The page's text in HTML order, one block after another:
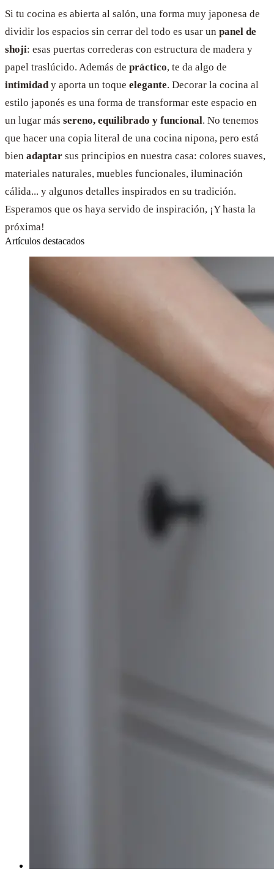
Si tu cocina es abierta al salón, una forma muy japonesa de
dividir los espacios sin cerrar del todo es usar un panel de
shoji: esas puertas correderas con estructura de madera y
papel traslúcido. Además de práctico, te da algo de
intimidad y aporta un toque elegante. Decorar la cocina al
estilo japonés es una forma de transformar este espacio en
un lugar más sereno, equilibrado y funcional. No tenemos
que hacer una copia literal de una cocina nipona, pero está
bien adaptar sus principios en nuestra casa: colores suaves,
materiales naturales, muebles funcionales, iluminación
cálida... y algunos detalles inspirados en su tradición.
Esperamos que os haya servido de inspiración, ¡Y hasta la
próxima!
Artículos destacados